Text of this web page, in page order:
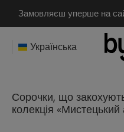
Замовляєш уперше на
Українська
Сорочки, що
колекція